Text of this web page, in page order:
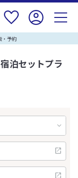
・予約
泊セットプラ